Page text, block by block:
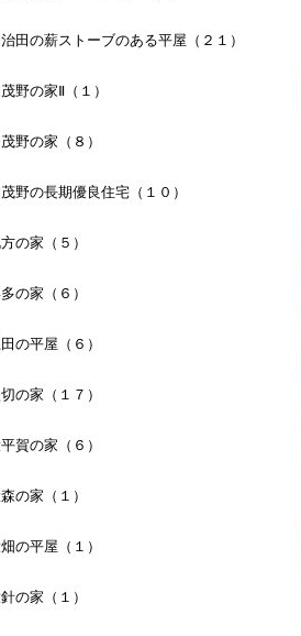
田の薪ストーブのある平屋（２１）
野の家Ⅱ（１）
野の家（８）
野の長期優良住宅（１０）
の家（５）
の家（６）
の平屋（６）
の家（１７）
賀の家（６）
の家（１）
の平屋（１）
の家（１）